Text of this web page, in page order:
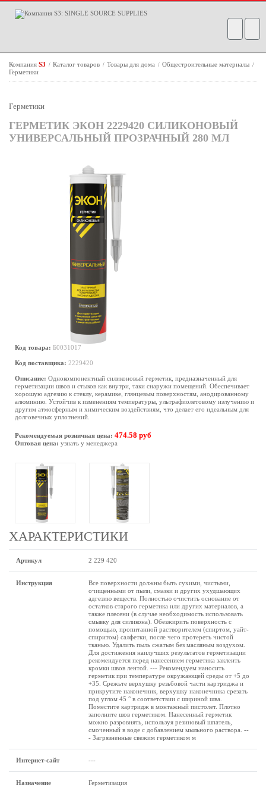
Компания S3 / Каталог товаров / Товары для дома / Общестроительные материалы /
Герметики
Герметики
ГЕРМЕТИК ЭКОН 2229420 СИЛИКОНОВЫЙ
УНИВЕРСАЛЬНЫЙ ПРОЗРАЧНЫЙ 280 МЛ
Код товара: Б0031017
Код поставщика: 2229420
Описание: Однокомпонентный силиконовый герметик, предназначенный для
герметизации швов и стыков как внутри, таки снаружи помещений. Обеспечивает
хорошую адгезию к стеклу, керамике, глянцевым поверхностям, анодированному
алюминию. Устойчив к изменениям температуры, ультрафиолетовому излучению и
другим атмосферным и химическим воздействиям, что делает его идеальным для
долговечных уплотнений.
Рекомендуемая розничная цена: 474.58 руб
Оптовая цена: узнать у менеджера
ХАРАКТЕРИСТИКИ
Артикул 2 229 420
Инструкция
Все поверхности должны быть сухими, чистыми,
очищенными от пыли, смазки и других ухудшающих
адгезию веществ. Полностью очистить основание от
остатков старого герметика или других материалов, а
также плесени (в случае необходимость использовать
смывку для силикона). Обезжирить поверхность с
помощью, пропитанной растворителем (спиртом, уайт-
спиритом) салфетки, после чего протереть чистой
тканью. Удалить пыль сжатым без масляным воздухом.
Для достижения наилучших результатов герметизации
рекомендуется перед нанесением герметика заклеить
кромки швов лентой. --- Рекомендуем наносить
герметик при температуре окружающей среды от +5 до
+35. Срежьте верхушку резьбовой части картриджа и
прикрутите наконечник, верхушку наконечника срезать
под углом 45 ° в соответствии с шириной шва.
Поместите картридж в монтажный пистолет. Плотно
заполните шов герметиком. Нанесенный герметик
можно разровнять, используя резиновый шпатель,
смоченный в воде с добавлением мыльного раствора. --
- Загрязненные свежим герметиком м
Интернет-сайт ---
Назначение Герметизация